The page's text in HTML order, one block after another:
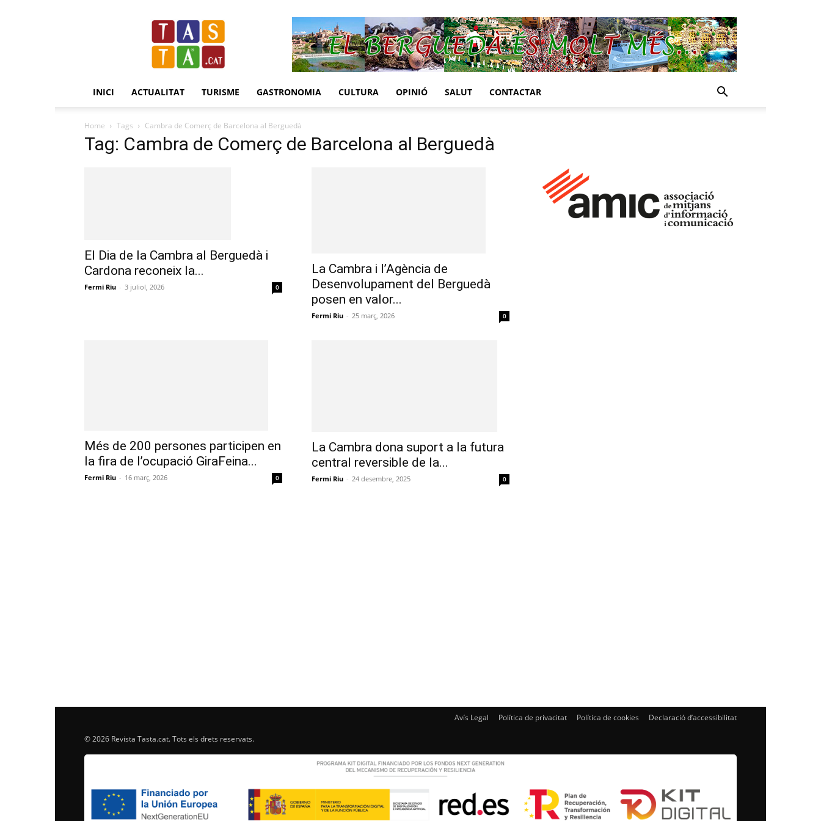
Revista
Tasta.cat
INICI ACTUALITAT TURISME GASTRONOMIA CULTURA OPINIÓ SALUT CONTACTAR
Home Tags Cambra de Comerç de Barcelona al Berguedà
Tag: Cambra de Comerç de Barcelona al Berguedà
El Dia de la Cambra al Berguedà i
Cardona reconeix la...
Fermi Riu - 3 juliol, 2026 0
La Cambra i l’Agència de
Desenvolupament del Berguedà
posen en valor...
Fermi Riu - 25 març, 2026 0
Més de 200 persones participen en
la fira de l’ocupació GiraFeina...
Fermi Riu - 16 març, 2026 0
La Cambra dona suport a la futura
central reversible de la...
Fermi Riu - 24 desembre, 2025 0
Avís Legal Política de privacitat Política de cookies Declaració d’accessibilitat
© 2026 Revista Tasta.cat. Tots els drets reservats.